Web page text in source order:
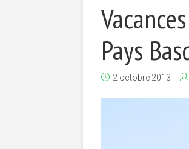
Pays
2 octobre 2013